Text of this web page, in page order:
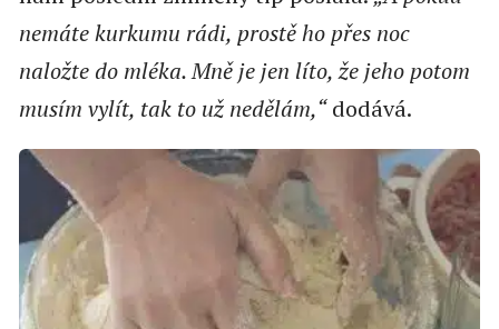
nemáte kurkumu rádi, prostě ho přes noc
naložte do mléka. Mně je jen líto, že jeho potom
musím vylít, tak to už nedělám,“dodává.